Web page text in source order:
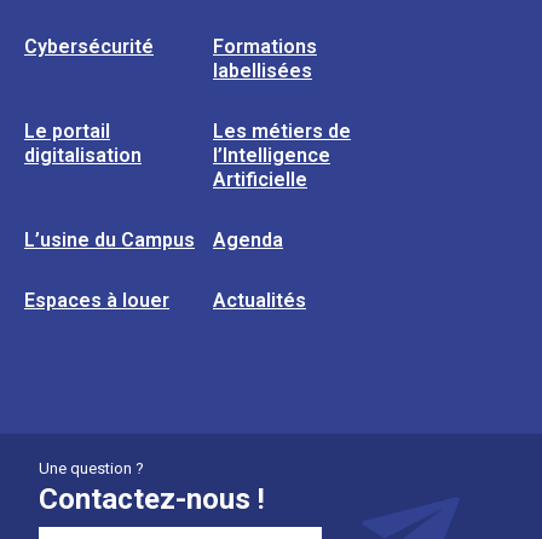
Cybersécurité
Formations
labellisées
Le portail
digitalisation
Les métiers de
l’Intelligence
Artificielle
L’usine du Campus Agenda
Espaces à louer Actualités
Une question ?
Contactez-nous !